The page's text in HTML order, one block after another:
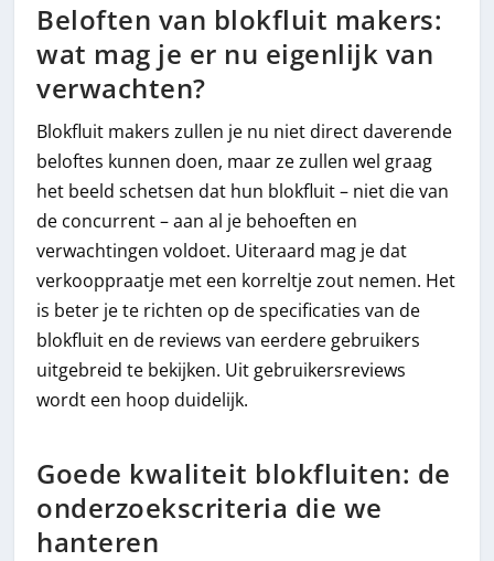
Beloften van blokfluit makers:
wat mag je er nu eigenlijk van
verwachten?
Blokfluit makers zullen je nu niet direct daverende
beloftes kunnen doen, maar ze zullen wel graag
het beeld schetsen dat hun blokfluit – niet die van
de concurrent – aan al je behoeften en
verwachtingen voldoet. Uiteraard mag je dat
verkooppraatje met een korreltje zout nemen. Het
is beter je te richten op de specificaties van de
blokfluit en de reviews van eerdere gebruikers
uitgebreid te bekijken. Uit gebruikersreviews
wordt een hoop duidelijk.
Goede kwaliteit blokfluiten: de
onderzoekscriteria die we
hanteren